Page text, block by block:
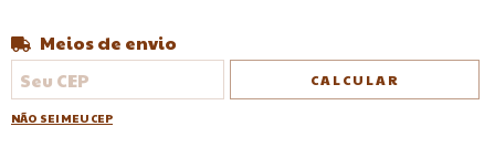
Entregas para o CEP:
Meios de envio
CALCULAR
NÃO SEI MEU CEP